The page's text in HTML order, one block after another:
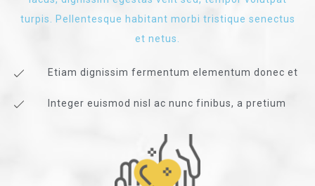
turpis. Pellentesque habitant morbi tristique senectus
et netus.
Etiam dignissim fermentum elementum donec et
Integer euismod nisl ac nunc finibus, a pretium